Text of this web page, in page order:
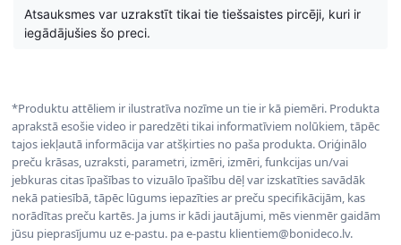
Atsauksmes var uzrakstīt tikai tie tiešsaistes pircēji, kuri ir
iegādājušies šo preci.
*Produktu attēliem ir ilustratīva nozīme un tie ir kā piemēri. Produkta
aprakstā esošie video ir paredzēti tikai informatīviem nolūkiem, tāpēc
tajos iekļautā informācija var atšķirties no paša produkta. Oriģinālo
preču krāsas, uzraksti, parametri, izmēri, izmēri, funkcijas un/vai
jebkuras citas īpašības to vizuālo īpašību dēļ var izskatīties savādāk
nekā patiesībā, tāpēc lūgums iepazīties ar preču specifikācijām, kas
norādītas preču kartēs. Ja jums ir kādi jautājumi, mēs vienmēr gaidām
jūsu pieprasījumu uz e-pastu. pa e-pastu klientiem@bonideco.lv.